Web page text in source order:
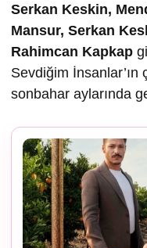
Serkan Keskin,
Mansur, Serkan
Rahimcan Kapkap
Sevdiğim
sonbahar aylarında